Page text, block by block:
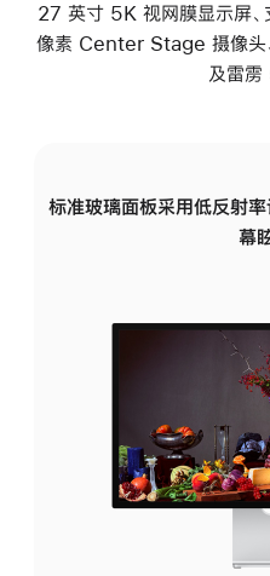
27 英寸 5K 视网膜显示屏
像素 Center Stage 摄像头
及雷雳
标准玻璃面板采用低反射
幕